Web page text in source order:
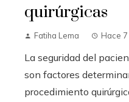
quirúrgicas
Fatiha Lema Hace
La seguridad del
son factores
procedimiento